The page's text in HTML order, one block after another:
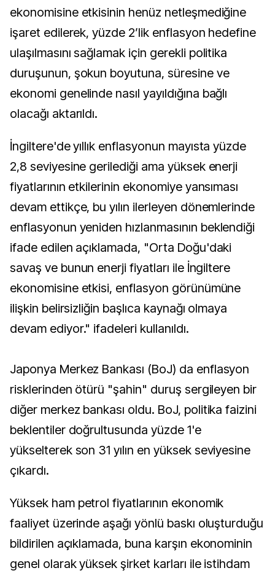
ekonomisine etkisinin henüz netleşmediğine
işaret edilerek, yüzde 2’lik enflasyon hedefine
ulaşılmasını sağlamak için gerekli politika
duruşunun, şokun boyutuna, süresine ve
ekonomi genelinde nasıl yayıldığına bağlı
olacağı aktarıldı.
İngiltere'de yıllık enflasyonun mayısta yüzde
2,8 seviyesine gerilediği ama yüksek enerji
fiyatlarının etkilerinin ekonomiye yansıması
devam ettikçe, bu yılın ilerleyen dönemlerinde
enflasyonun yeniden hızlanmasının beklendiği
ifade edilen açıklamada, "Orta Doğu'daki
savaş ve bunun enerji fiyatları ile İngiltere
ekonomisine etkisi, enflasyon görünümüne
ilişkin belirsizliğin başlıca kaynağı olmaya
devam ediyor." ifadeleri kullanıldı.
Japonya Merkez Bankası (BoJ) da enflasyon
risklerinden ötürü "şahin" duruş sergileyen bir
diğer merkez bankası oldu. BoJ, politika faizini
beklentiler doğrultusunda yüzde 1'e
yükselterek son 31 yılın en yüksek seviyesine
çıkardı.
Yüksek ham petrol fiyatlarının ekonomik
faaliyet üzerinde aşağı yönlü baskı oluşturduğu
bildirilen açıklamada, buna karşın ekonominin
genel olarak yüksek şirket karları ile istihdam